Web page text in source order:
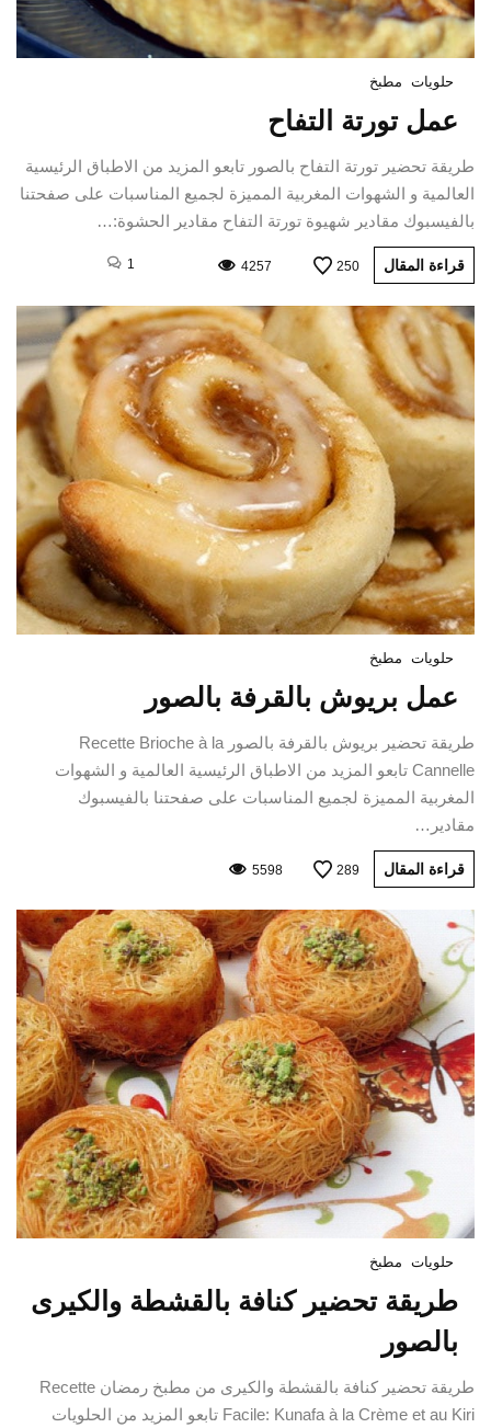
حلويات مطبخ
عمل تورتة التفاح
طريقة تحضير تورتة التفاح بالصور تابعو المزيد من الاطباق الرئيسية
العالمية و الشهوات المغربية المميزة لجميع المناسبات على صفحتنا
بالفيسبوك مقادير شهيوة تورتة التفاح مقادير الحشوة:…
قراءة المقال 250
4257
1
حلويات مطبخ
عمل بريوش بالقرفة بالصور
طريقة تحضير بريوش بالقرفة بالصور Recette Brioche à la
Cannelle تابعو المزيد من الاطباق الرئيسية العالمية و الشهوات
المغربية المميزة لجميع المناسبات على صفحتنا بالفيسبوك
مقادير…
قراءة المقال 289
5598
حلويات مطبخ
طريقة تحضير كنافة بالقشطة والكيرى
بالصور
طريقة تحضير كنافة بالقشطة والكيرى من مطبخ رمضان Recette
Facile: Kunafa à la Crème et au Kiri تابعو المزيد من الحلويات